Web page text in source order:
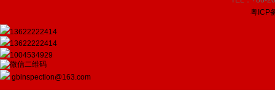
粤ICP
13622222414
13622222414
1004534929
gbinspection@163.com